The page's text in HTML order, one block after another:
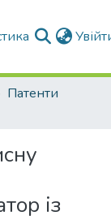
Патенти
із